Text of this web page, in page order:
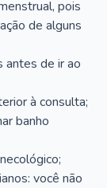
pois
de alguns
antes de ir ao
à consulta;
banho
você não